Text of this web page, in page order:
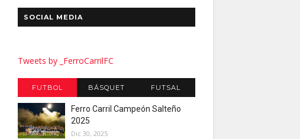
SOCIAL MEDIA
Tweets by _FerroCarrilFC
FUTBOL BÁSQUET FUTSAL
Ferro Carril Campeón Salteño
2025
Dic 30, 2025